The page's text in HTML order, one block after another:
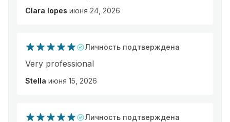
Clara lopes июня 24, 2026
Личность подтверждена
Very professional
Stella июня 15, 2026
Личность подтверждена